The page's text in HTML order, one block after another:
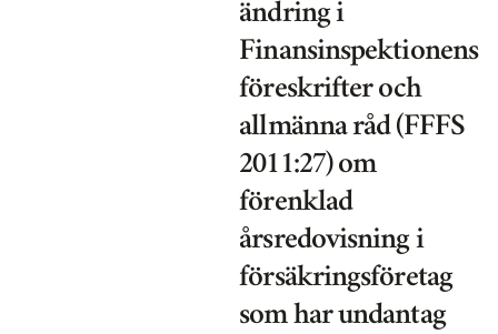
ändring i
Finansinspektionens
föreskrifter och
allmänna råd (FFFS
2011:27) om
förenklad
årsredovisning i
försäkringsföretag
som har undantag